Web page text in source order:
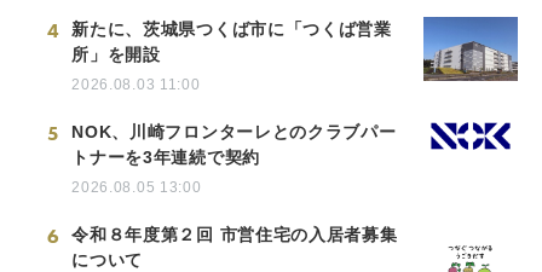
4
新たに、茨城県つくば市に「つくば営業
所」を開設
2026.08.03 11:00
5
NOK、川崎フロンターレとのクラブパー
トナーを3年連続で契約
2026.08.05 13:00
6
令和８年度第２回 市営住宅の入居者募集
について